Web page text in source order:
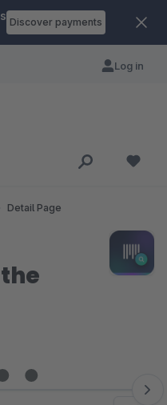
Discover payments
Log in
Detail Page